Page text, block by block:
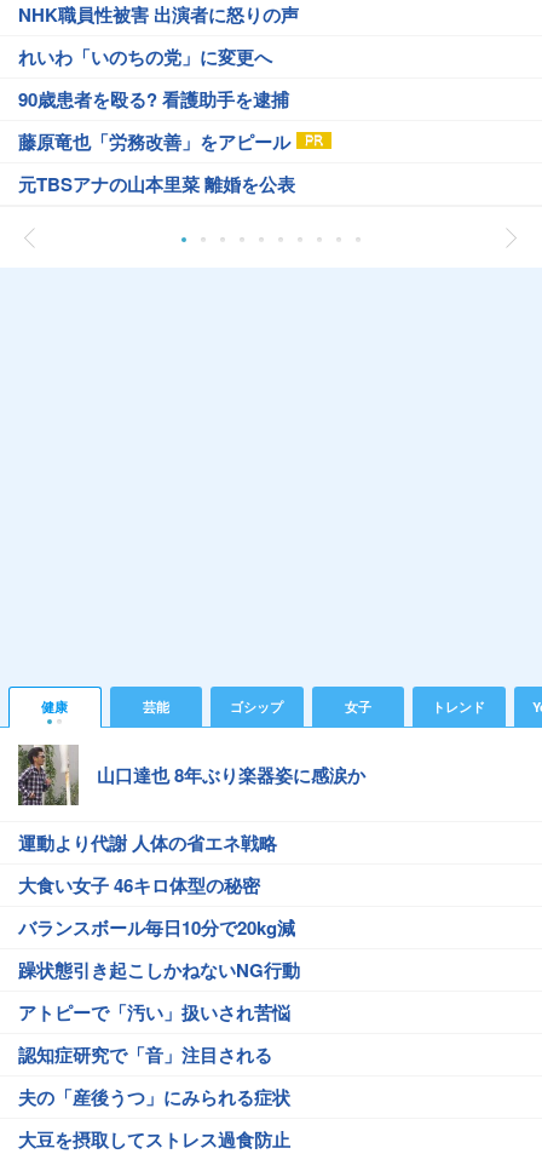
NHK職員性被害 出演者に怒りの声
れいわ「いのちの党」に変更へ
90歳患者を殴る? 看護助手を逮捕
藤原竜也「労務改善」をアピール
元TBSアナの山本里菜 離婚を公表
健康 芸能 ゴシップ 女子 トレンド
山口達也 8年ぶり楽器姿に感涙か
運動より代謝 人体の省エネ戦略
大食い女子 46キロ体型の秘密
バランスボール毎日10分で20kg減
躁状態引き起こしかねないNG行動
アトピーで「汚い」扱いされ苦悩
認知症研究で「音」注目される
夫の「産後うつ」にみられる症状
大豆を摂取してストレス過食防止